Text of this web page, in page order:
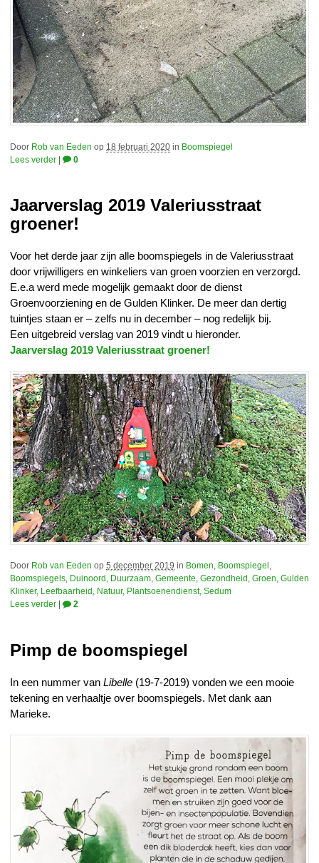
Door Rob van Eeden op 18 februari 2020 in Boomspiegel
Lees verder | 0
Jaarverslag 2019 Valeriusstraat
groener!
Voor het derde jaar zijn alle boomspiegels in de Valeriusstraat
door vrijwilligers en winkeliers van groen voorzien en verzorgd.
E.e.a werd mede mogelijk gemaakt door de dienst
Groenvoorziening en de Gulden Klinker. De meer dan dertig
tuintjes staan er – zelfs nu in december – nog redelijk bij.
Een uitgebreid verslag van 2019 vindt u hieronder.
Jaarverslag 2019 Valeriusstraat groener!
Door Rob van Eeden op 5 december 2019 in Bomen, Boomspiegel ,
Boomspiegels, Duinoord , Duurzaam, Gemeente, Gezondheid , Groen, Gulden
Klinker, Leefbaarheid , Natuur, Plantsoenendienst, Sedum
Lees verder
2
Pimp de boomspiegel
In een nummer van Libelle (19-7-2019) vonden we een mooie
tekening en verhaaltje over boomspiegels. Met dank aan
Marieke.